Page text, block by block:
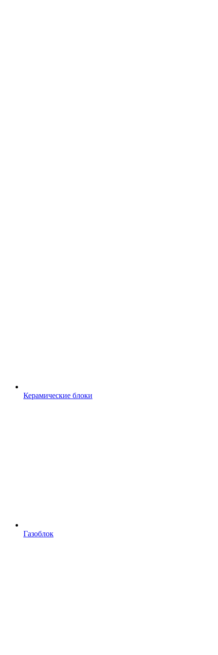
Керамические блоки
Газоблок